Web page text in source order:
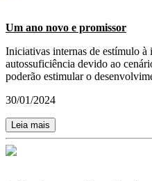
Um ano novo e promissor
Iniciativas internas de estímulo à
autossuficiência devido ao
poderão estimular o
30/01/2024
Leia mais